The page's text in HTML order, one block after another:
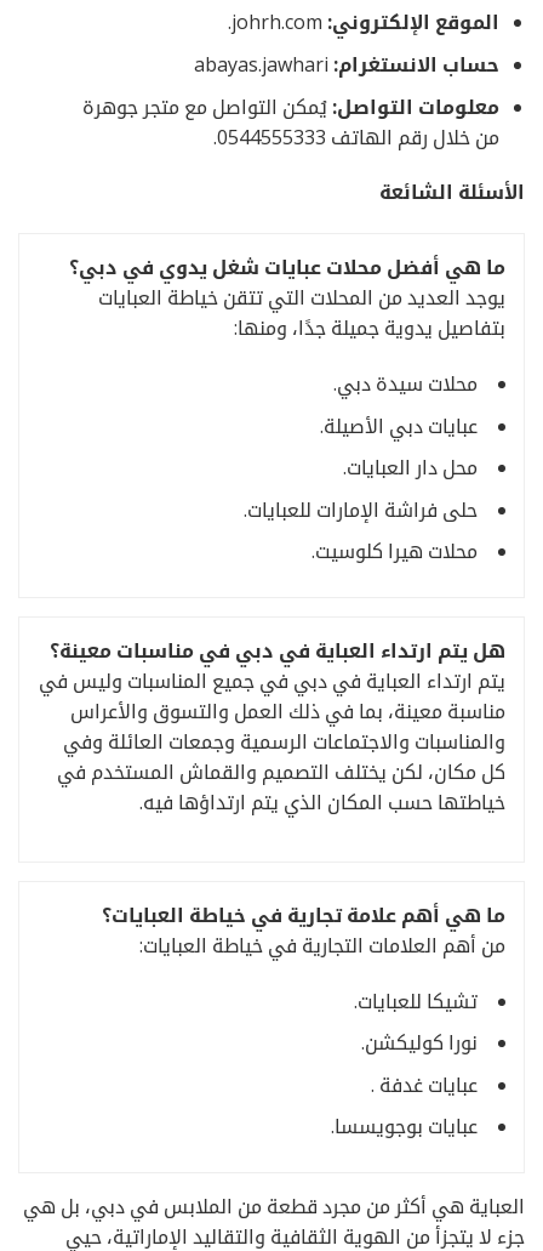
الموقع الإلكتروني:johrh.com.
حساب الانستغرام:abayas.jawhari
معلومات التواصل:يُمكن التواصل مع متجر جوهرة
من خلال رقم الهاتف 0544555333.
الأسئلة الشائعة
ما هي أفضل محلات عبايات شغل يدوي في دبي؟
يوجد العديد من المحلات التي تتقن خياطة العبايات
بتفاصيل يدوية جميلة جدًا، ومنها:
محلات سيدة دبي.
عبايات دبي الأصيلة.
محل دار العبايات.
حلى فراشة الإمارات للعبايات.
محلات هيرا كلوسيت.
هل يتم ارتداء العباية في دبي في مناسبات معينة؟
يتم ارتداء العباية في دبي في جميع المناسبات وليس في
مناسبة معينة، بما في ذلك العمل والتسوق والأعراس
والمناسبات والاجتماعات الرسمية وجمعات العائلة وفي
كل مكان، لكن يختلف التصميم والقماش المستخدم في
خياطتها حسب المكان الذي يتم ارتداؤها فيه.
ما هي أهم علامة تجارية في خياطة العبايات؟
من أهم العلامات التجارية في خياطة العبايات:
تشيكا للعبايات.
نورا كوليكشن.
عبايات غدفة .
عبايات بوجويسسا.
العباية هي أكثر من مجرد قطعة من الملابس في دبي، بل هي
جزء لا يتجزأ من الهوية الثقافية والتقاليد الإماراتية، حيي